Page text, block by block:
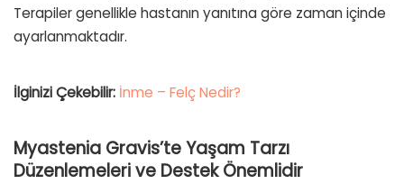
Terapiler genellikle hastanın yanıtına göre zaman içinde
ayarlanmaktadır.
İlginizi Çekebilir: İnme – Felç Nedir?
Myastenia Gravis’teYaşam Tarzı
Düzenlemeleri ve Destek Önemlidir